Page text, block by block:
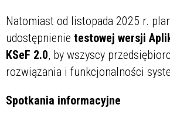
Natomiast od listopada 2025 r.
udostępnienie testowej wersji
KSeF 2.0, by wszyscy
rozwiązania i funkcjonalności
Spotkania informacyjne